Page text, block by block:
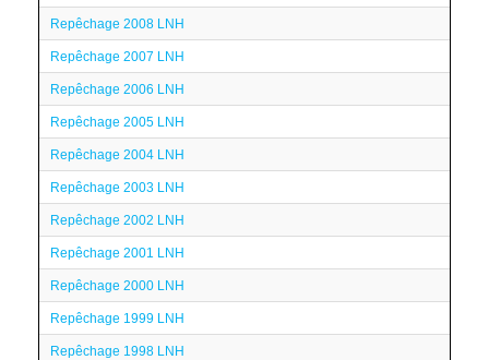
Repêchage 2008 LNH
Repêchage 2007 LNH
Repêchage 2006 LNH
Repêchage 2005 LNH
Repêchage 2004 LNH
Repêchage 2003 LNH
Repêchage 2002 LNH
Repêchage 2001 LNH
Repêchage 2000 LNH
Repêchage 1999 LNH
Repêchage 1998 LNH